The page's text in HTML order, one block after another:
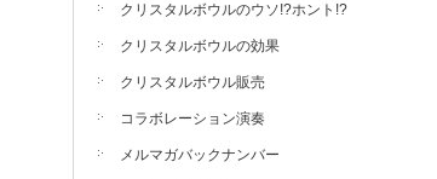
クリスタルボウルのウソ!?ホント!?
クリスタルボウルの効果
クリスタルボウル販売
コラボレーション演奏
メルマガバックナンバー